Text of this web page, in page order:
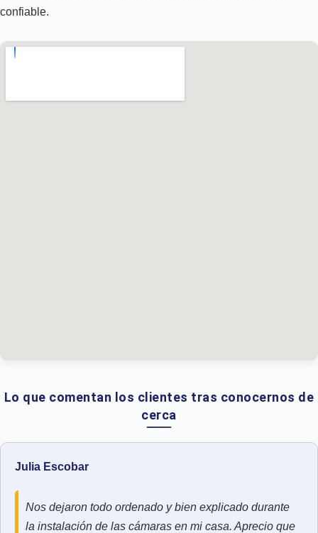
confiable.
Lo que comentan los clientes tras conocernos de
cerca
Julia Escobar
Nos dejaron todo ordenado y bien explicado durante
la instalación de las cámaras en mi casa. Aprecio que